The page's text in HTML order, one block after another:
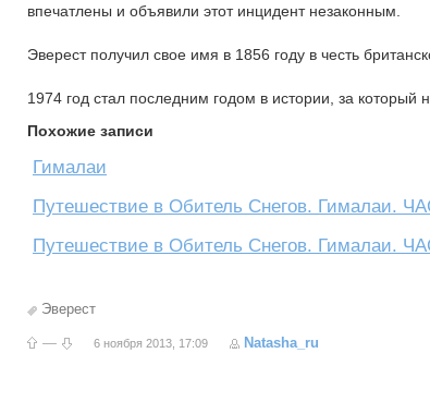
впечатлены и объявили этот инцидент незаконным.
Эверест получил свое имя в 1856 году в честь
1974 год стал последним годом в истории, за который
Похожие записи
Гималаи
Путешествие в Обитель Снегов. Гималаи.
Путешествие в Обитель Снегов. Гималаи.
Эверест
— 6 ноября 2013, 17:09 Natasha_ru